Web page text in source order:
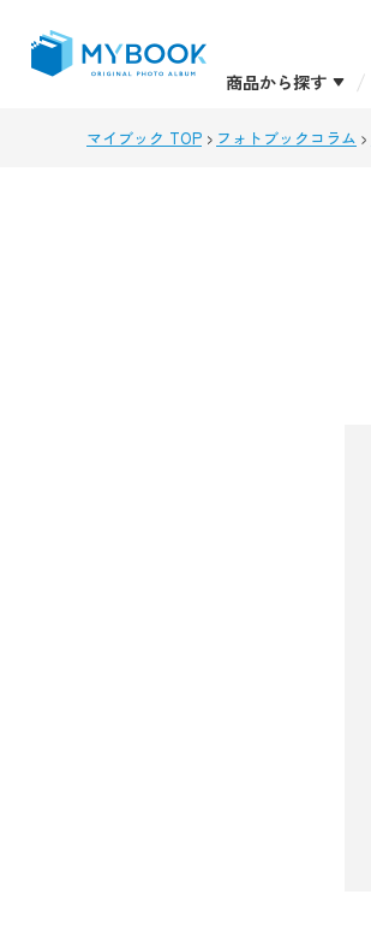
商品から探す
マイブック TOP フォトブックコラム